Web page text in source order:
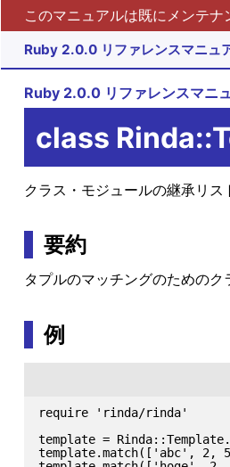
このマニュアルは既にメンテ
Ruby 2.0.0 リファレンスマニュ
Ruby 2.0.0 リファレンスマニ
class
クラス・モジュールの継承リス
要約
タプルのマッチングのためのク
例
require 'rinda/rinda'
template =
template.match(['abc', 2,